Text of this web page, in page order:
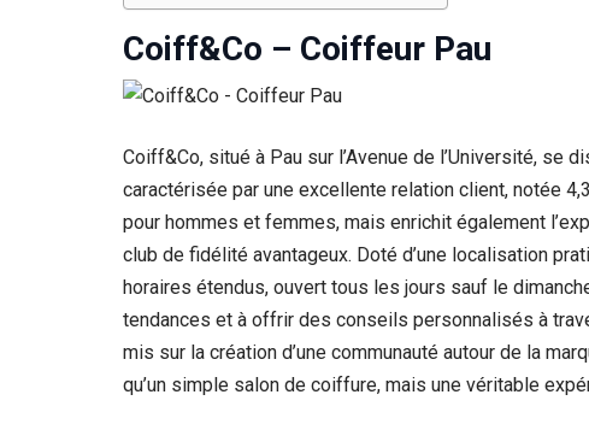
Coiff&Co – Coiffeur Pau
Coiff&Co, situé à Pau sur l’Avenue de l’Université,
caractérisée par une excellente relation client, notée
pour hommes et femmes, mais enrichit également
club de fidélité avantageux. Doté d’une localisation
horaires étendus, ouvert tous les jours sauf le
tendances et à offrir des conseils personnalisés à
mis sur la création d’une communauté autour de la
qu’un simple salon de coiffure, mais une véritable